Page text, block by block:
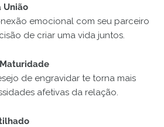
União
emocional com seu parceiro
de criar uma vida juntos.
de engravidar te torna mais
afetivas da relação.